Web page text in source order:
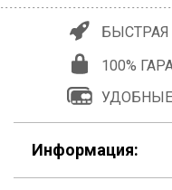
100%
Информация: